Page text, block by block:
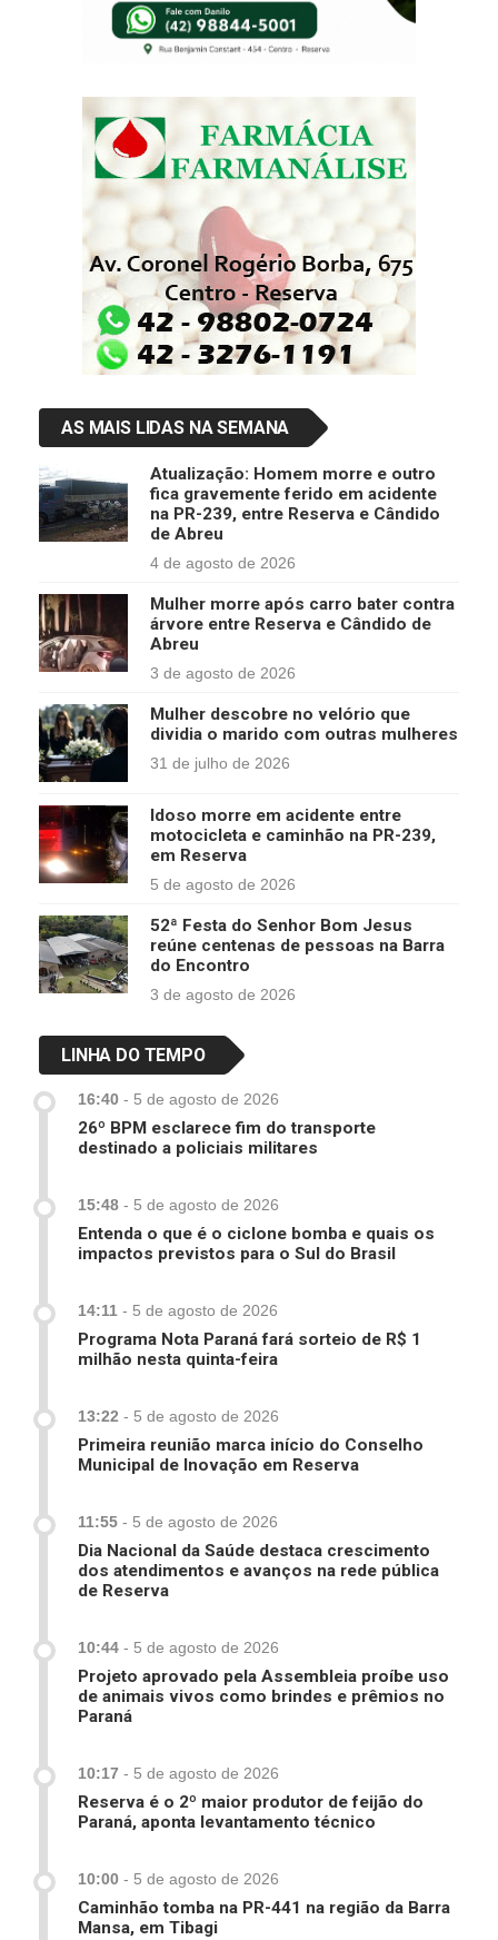
AS MAIS LIDAS NA SEMANA
Atualização: Homem morre e outro
fica gravemente ferido em acidente
na PR-239, entre Reserva e Cândido
de Abreu
4 de agosto de 2026
Mulher morre após carro bater contra
árvore entre Reserva e Cândido de
Abreu
3 de agosto de 2026
Mulher descobre no velório que
dividia o marido com outras mulheres
31 de julho de 2026
Idoso morre em acidente entre
motocicleta e caminhão na PR-239,
em Reserva
5 de agosto de 2026
52ª Festa do Senhor Bom Jesus
reúne centenas de pessoas na Barra
do Encontro
3 de agosto de 2026
LINHA DO TEMPO
16:40 - 5 de agosto de 2026
26º BPM esclarece fim do transporte
destinado a policiais militares
15:48 - 5 de agosto de 2026
Entenda o que é o ciclone bomba e quais os
impactos previstos para o Sul do Brasil
14:11 - 5 de agosto de 2026
Programa Nota Paraná fará sorteio de R$ 1
milhão nesta quinta-feira
13:22 - 5 de agosto de 2026
Primeira reunião marca início do Conselho
Municipal de Inovação em Reserva
11:55 - 5 de agosto de 2026
Dia Nacional da Saúde destaca crescimento
dos atendimentos e avanços na rede pública
de Reserva
10:44 - 5 de agosto de 2026
Projeto aprovado pela Assembleia proíbe uso
de animais vivos como brindes e prêmios no
Paraná
10:17 - 5 de agosto de 2026
Reserva é o 2º maior produtor de feijão do
Paraná, aponta levantamento técnico
10:00 - 5 de agosto de 2026
Caminhão tomba na PR-441 na região da Barra
Mansa, em Tibagi